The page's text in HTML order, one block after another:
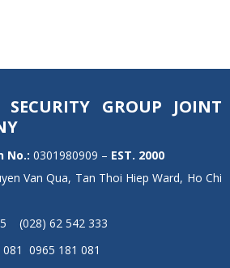
GROUP JOINT
No.: 0301980909 – EST. 2000
Van Qua, Tan Thoi Hiep Ward, Ho Chi
(028) 62 542 333
0965 181 081